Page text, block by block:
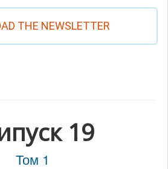
THE NEWSLETTER
19
Том 1